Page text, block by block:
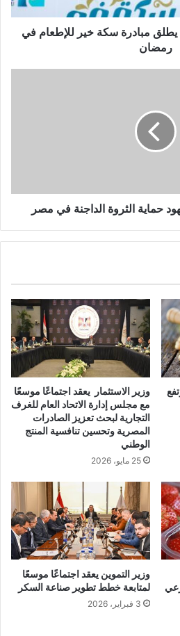
يطلق مبادرة سكة خير للإطعام في
رمضان
حماية الثروة الداجنة في مصر
وزير الاستثمار يعقد اجتماعًا موسعًا
مع مجلس إدارة الاتحاد العام للغرف
التجارية لبحث تعزيز الصادرات
المصرية وتحسين تنافسية المنتج
الوطني
25 مايو، 2026
وزير التموين يعقد اجتماعًا موسعًا
لمتابعة خطط تطوير صناعة السكر
3 فبراير، 2026